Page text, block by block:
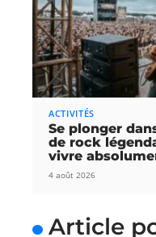
ACTIVITÉS
Se plonger
de rock
vivre
4 août 2026
Article